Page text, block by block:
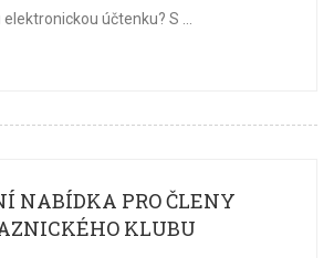
účtenku? S ...
NABÍDKA PRO ČLENY
KLUBU